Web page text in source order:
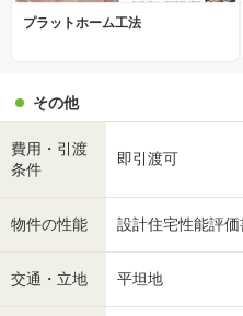
プラットホーム工法
その他
費用・引渡
条件
即引渡可
物件の性能 設計住宅性能評価
交通・立地 平坦地